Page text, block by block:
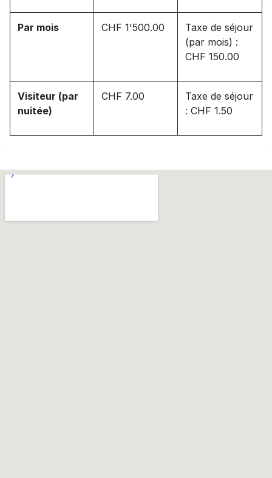
Par mois CHF 1'500.00
Taxe de séjour
(par mois) :
CHF 150.00
Visiteur (par
nuitée)
CHF 7.00
Taxe de séjour
: CHF 1.50